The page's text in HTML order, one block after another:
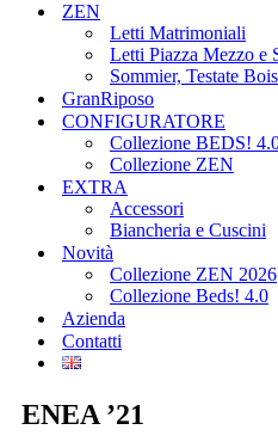
ZEN
Letti Matrimoniali
Letti Piazza Mezzo e
Sommier, Testate
GranRiposo
CONFIGURATORE
Collezione BEDS!
Collezione ZEN
EXTRA
Accessori
Biancheria e Cuscini
Novità
Collezione ZEN 2026
Collezione Beds! 4.0
Azienda
Contatti
ENEA ’21